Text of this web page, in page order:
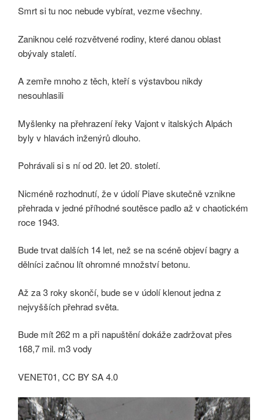
Smrt si tu noc nebude vybírat, vezme všechny.
Zaniknou celé rozvětvené rodiny, které danou oblast
obývaly staletí.
A zemře mnoho z těch, kteří s výstavbou nikdy
nesouhlasili
Myšlenky na přehrazení řeky Vajont v italských Alpách
byly v hlavách inženýrů dlouho.
Pohrávali si s ní od 20. let 20. století.
Nicméně rozhodnutí, že v údolí Piave skutečně vznikne
přehrada v jedné příhodné soutěsce padlo až v chaotickém
roce 1943.
Bude trvat dalších 14 let, než se na scéně objeví bagry a
dělníci začnou lít ohromné množství betonu.
Až za 3 roky skončí, bude se v údolí klenout jedna z
nejvyšších přehrad světa.
Bude mít 262 m a při napuštění dokáže zadržovat přes
168,7 mil. m3 vody
VENET01, CC BY SA 4.0